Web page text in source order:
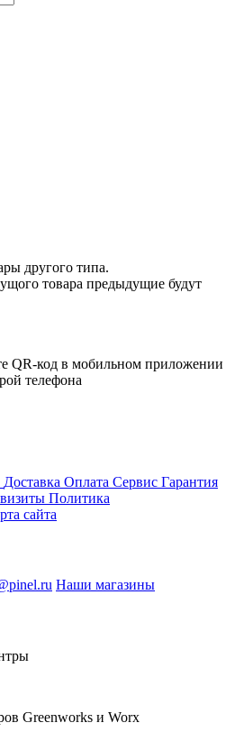
другого типа.
товара предыдущие будут
QR-код в мобильном приложении
телефона
Доставка Оплата Сервис Гарантия
Политика
сайта
Наши магазины
Greenworks и Worx